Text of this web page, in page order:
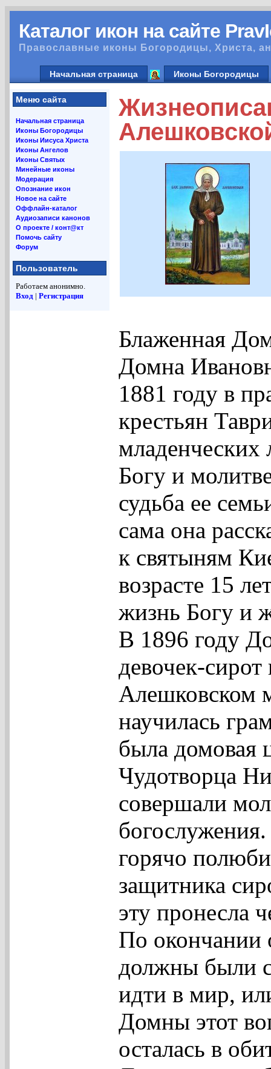
Каталог икон на сайте
Православные иконы Богородицы, Христа,
Начальная страница Иконы Богородицы
Меню сайта
Начальная страница
Иконы Богородицы
Иконы Иисуса Христа
Иконы Ангелов
Иконы Святых
Минейные иконы
Модерация
Опознание икон
Новое на сайте
Оффлайн-каталог
Аудиозаписи канонов
О проекте / конт@кт
Помочь сайту
Форум
Пользователь
Работаем анонимно.
Вход | Регистрация
Блаженная
Домна
1881 году в
крестьян
младенческих
Богу и
судьба ее
сама она
к святыням
возрасте 15
жизнь Богу и
В 1896 году
девочек-
Алешковском
научилась
была домовая
Чудотворца
совершали
горячо
защитника
эту пронесла
По окончании
должны были
идти в мир,
Домны этот
осталась в